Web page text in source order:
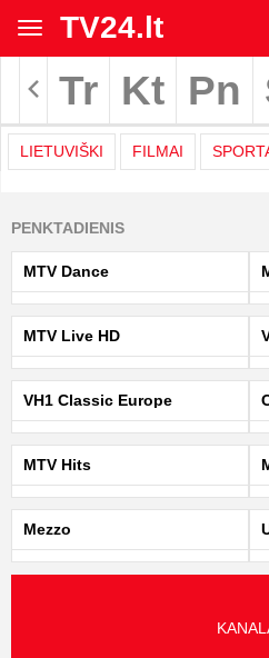
Toggle
navigation
TV24.lt
Rodyti
Tr Kt Pn
LIETUVIŠKI FILMAI
TV
programa
|
TV24.LT
PENKTADIENIS
MTV Dance
MTV Live HD
VH1 Classic Europe
MTV Hits
Mezzo